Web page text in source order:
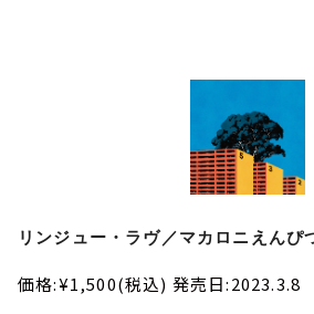
リンジュー・ラヴ／マカロニえんぴ
価格:¥1,500(税込) 発売日:2023.3.8